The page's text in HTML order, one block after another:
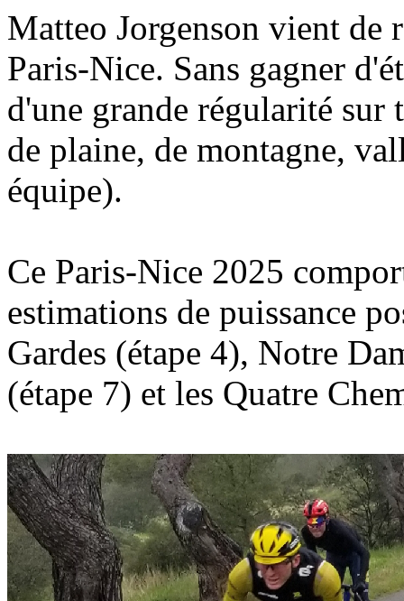
Matteo Jorgenson vient de
Paris-Nice. Sans gagner
d'une grande régularité sur
de plaine, de montagne,
équipe).
Ce Paris-Nice 2025
estimations de puissance
Gardes (étape 4), Notre
(étape 7) et les Quatre